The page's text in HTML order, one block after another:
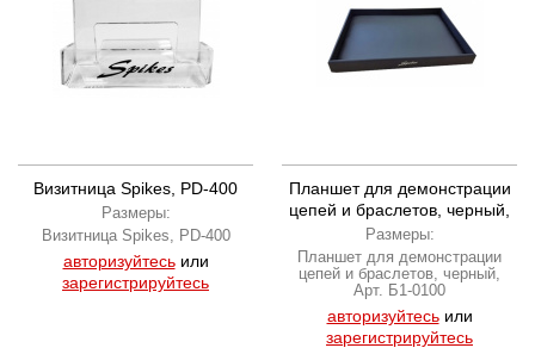
Визитница Spikes, PD-400
Размеры:
Визитница Spikes, PD-400
авторизуйтесьили
зарегистрируйтесь
Планшет для демонстрации
цепей и браслетов, черный,
Арт. Б1-0100
Размеры:
Планшет для демонстрации
цепей и браслетов, черный,
Арт. Б1-0100
авторизуйтесьили
зарегистрируйтесь